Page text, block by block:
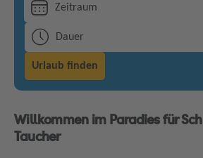
Zeitraum
Dauer
Urlaub finden
Willkommen im Paradies für
Taucher